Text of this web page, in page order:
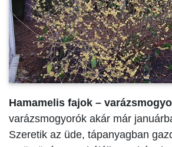
Hamamelis fajok –
varázsmogyorók akár már
Szeretik az üde, tápanyagban